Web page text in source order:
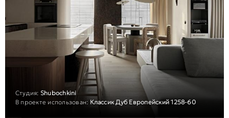
Студия: Shubochkini
В проекте использован:Классик Дуб Европейский 1258-60